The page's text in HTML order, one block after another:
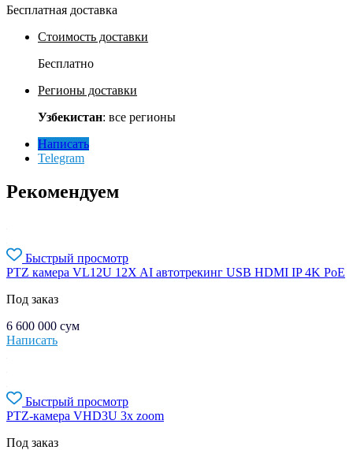
Бесплатная доставка
Стоимость доставки
Бесплатно
Регионы доставки
Узбекистан: все регионы
Написать
Telegram
Рекомендуем
Быстрый просмотр
PTZ камера VL12U 12X AI автотрекинг USB HDMI IP 4K PoE
Под заказ
6 600 000 сум
Написать
Быстрый просмотр
PTZ-камера VHD3U 3x zoom
Под заказ